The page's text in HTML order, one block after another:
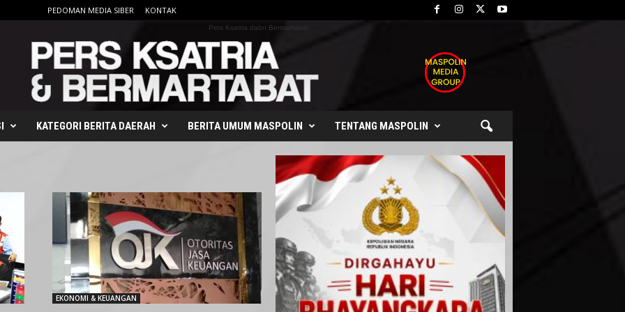
PEDOMAN MEDIA SIBER KONTAK
Pers Ksatria dabn Bermartabat
KATEGORI BERITA DAERAH BERITA UMUM MASPOLIN TENTANG MASPOLIN
EKONOMI & KEUANGAN